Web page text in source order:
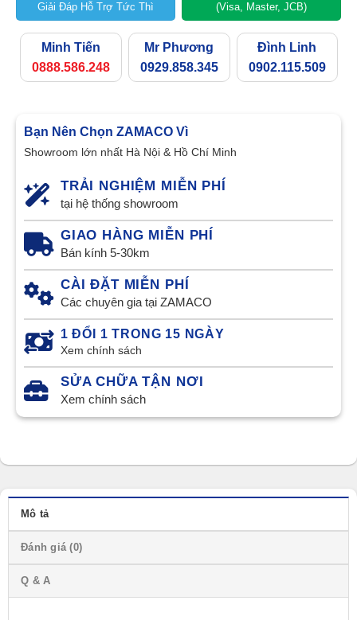
Giải Đáp Hỗ Trợ Tức Thì (Visa, Master, JCB)
Minh Tiến
0888.586.248
Mr Phương
0929.858.345
Đình Linh
0902.115.509
Bạn Nên Chọn ZAMACO Vì
Showroom lớn nhất Hà Nội & Hồ Chí Minh
TRẢI NGHIỆM MIỄN PHÍ
tại hệ thống showroom
GIAO HÀNG MIỄN PHÍ
Bán kính 5-30km
CÀI ĐẶT MIỄN PHÍ
Các chuyên gia tại ZAMACO
1 ĐỔI 1 TRONG 15 NGÀY
Xem chính sách
SỬA CHỮA TẬN NƠI
Xem chính sách
Mô tả
Đánh giá (0)
Q & A